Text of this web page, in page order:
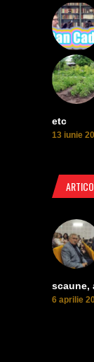
etc
13 iunie
scaune,
6 aprilie